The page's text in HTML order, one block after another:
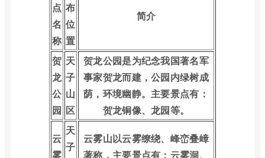
点
名
称
布
位
置
简介
贺
龙
公
园
天
子
山
区
贺龙公园是为纪念我国著名军
事家贺龙而建，公园内绿树成
荫，环境幽静。主要景点有：
贺龙铜像、龙园等。
云
雾
天
子
云雾山以云雾缭绕、峰峦叠嶂
著称，主要景点有：云雾洞、